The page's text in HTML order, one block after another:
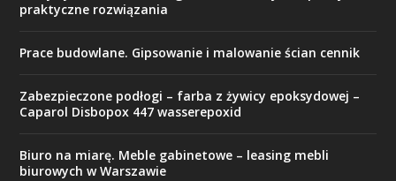
praktyczne rozwiązania
Prace budowlane. Gipsowanie i malowanie ścian cennik
Zabezpieczone podłogi – farba z żywicy epoksydowej –
Caparol Disbopox 447 wasserepoxid
Biuro na miarę. Meble gabinetowe – leasing mebli
biurowych w Warszawie